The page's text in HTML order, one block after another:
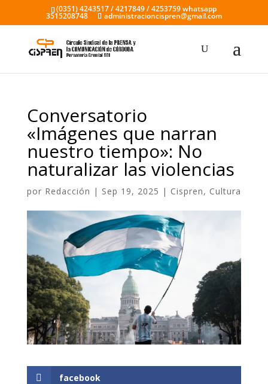
(0351) 4243517 / 4217849 / 4253759 whatsapp
3515208748 administracioncispren@gmail.com
Conversatorio
«Imágenes que narran
nuestro tiempo»: No
naturalizar las violencias
por Redacción | Sep 19, 2025 | Cispren, Cultura
facebook